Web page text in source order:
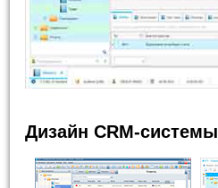
Дизайн CRM-системы